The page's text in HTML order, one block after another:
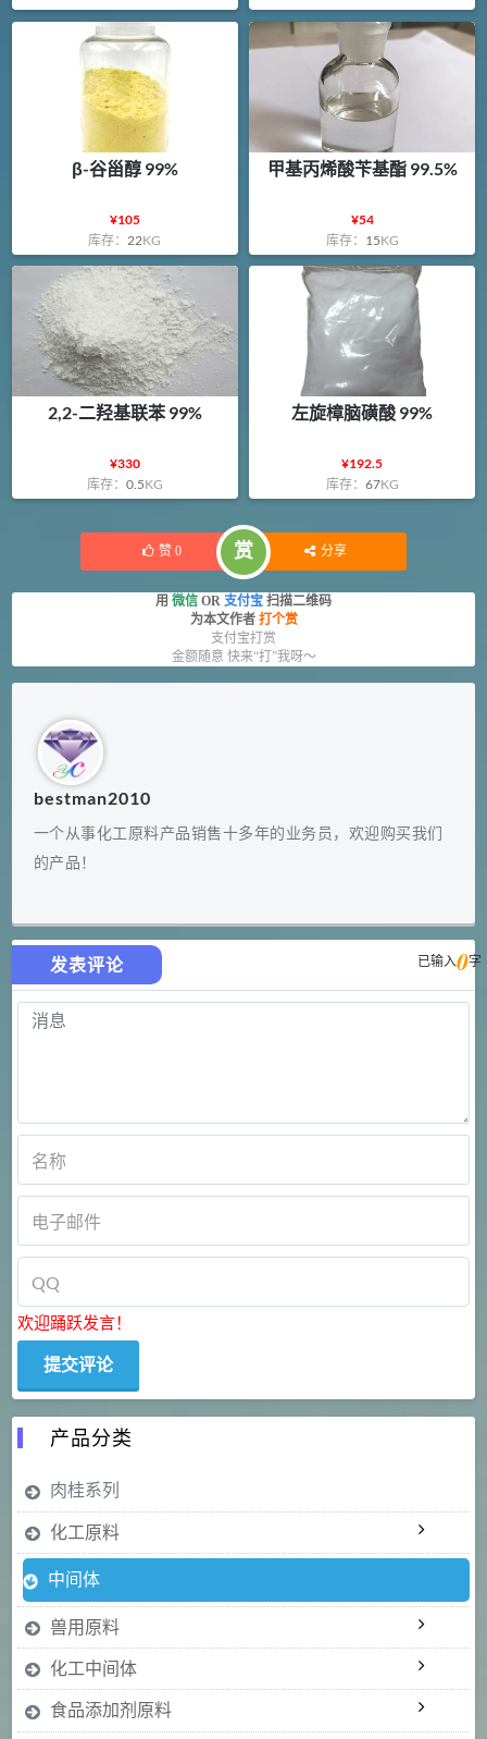
β-谷甾醇 99%
¥105
库存： 22KG
甲基丙烯酸苄基酯 99.5%
¥54
库存： 15KG
2,2-二羟基联苯 99%
¥330
库存： 0.5KG
左旋樟脑磺酸 99%
¥192.5
库存： 67KG
赞 0 赏 分享
用 微信 OR 支付宝 扫描二维码
为本文作者 打个赏
支付宝打赏
金额随意 快来“打”我呀～
bestman2010
一个从事化工原料产品销售十多年的业务员，欢迎购买我们
的产品！
发表评论 已输入0字
欢迎踊跃发言！
产品分类
肉桂系列
化工原料
中间体
兽用原料
化工中间体
食品添加剂原料